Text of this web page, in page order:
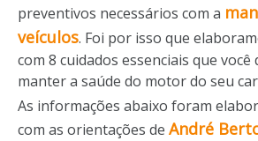
preventivos necessários com a
veículos. Foi por isso que
com 8 cuidados essenciais que
manter a saúde do motor do seu
As informações abaixo foram
com as orientações de André